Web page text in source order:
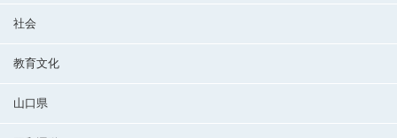
社会
教育文化
山口県